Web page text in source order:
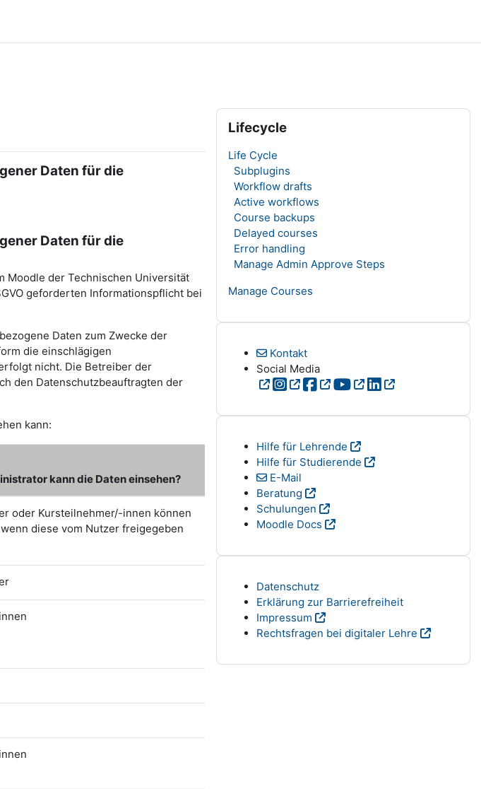
Daten für die
Daten für die
Moodle der Technischen Universität
geforderten Informationspflicht bei
Daten zum Zwecke der
die einschlägigen
nicht. Die Betreiber der
den Datenschutzbeauftragten der
kann:
kann die Daten einsehen?
oder Kursteilnehmer/-innen können
diese vom Nutzer freigegeben
Blöcke
Lifecycle überspringen
Lifecycle
Life Cycle
Subplugins
Workflow drafts
Active workflows
Course backups
Delayed courses
Error handling
Manage Admin Approve Steps
Manage Courses
Kontakt
Social Media
Hilfe für Lehrende
Hilfe für Studierende
E-Mail
Beratung
Schulungen
Moodle Docs
Datenschutz
Erklärung zur Barrierefreiheit
Impressum
Rechtsfragen bei digitaler Lehre